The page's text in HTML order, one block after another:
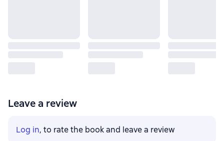
Leave a review
Log in, to rate the book and leave a review